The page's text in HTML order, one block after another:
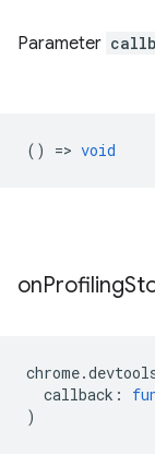
Parameter
() => void
onProfiling
chrome.
callback :
)